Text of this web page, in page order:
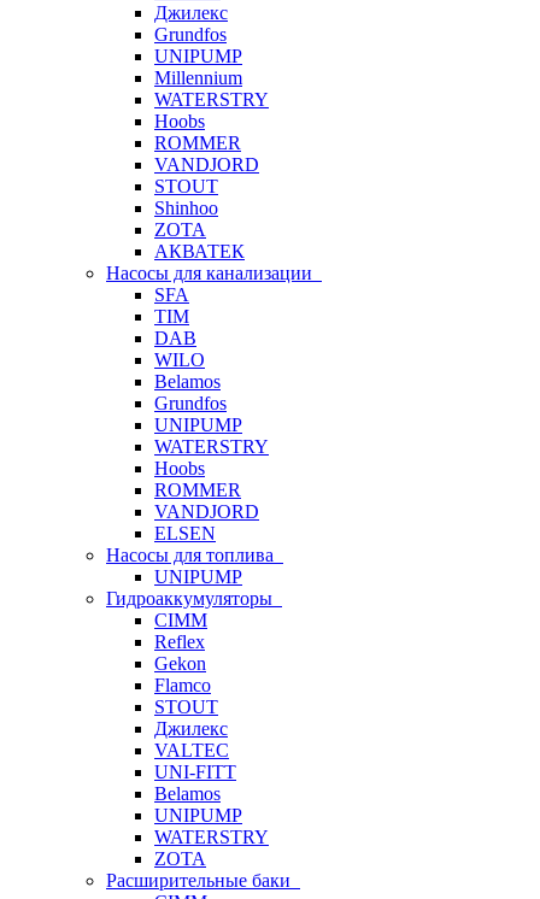
Джилекс
Grundfos
UNIPUMP
Millennium
WATERSTRY
Hoobs
ROMMER
VANDJORD
STOUT
Shinhoo
ZOTA
АКВАТЕК
Насосы для канализации
SFA
TIM
DAB
WILO
Belamos
Grundfos
UNIPUMP
WATERSTRY
Hoobs
ROMMER
VANDJORD
ELSEN
Насосы для топлива
UNIPUMP
Гидроаккумуляторы
CIMM
Reflex
Gekon
Flamco
STOUT
Джилекс
VALTEC
UNI-FITT
Belamos
UNIPUMP
WATERSTRY
ZOTA
Расширительные баки